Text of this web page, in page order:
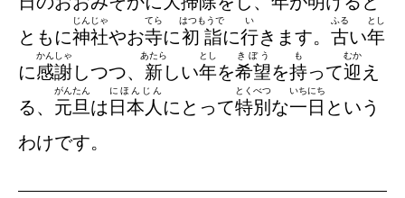
ともに神社
じんじゃ
やお寺
てら
に初詣
はつもうで
に行
い
きます。 古
ふる
い年
とし
に感謝
かんしゃ
しつつ、 新
あたら
しい年
とし
を希望
きぼう
を持
も
って迎
むか
え
る、 元旦
がんたん
は 日本人
にほんじん
にとって特別
とくべつ
な一日
いちにち
という
わけです。